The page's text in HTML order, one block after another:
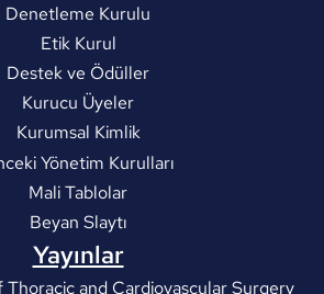
Denetleme Kurulu
Etik Kurul
Destek ve Ödüller
Kurucu Üyeler
Kurumsal Kimlik
Yönetim Kurulları
Mali Tablolar
Beyan Slaytı
Yayınlar
and Cardiovascular Surgery